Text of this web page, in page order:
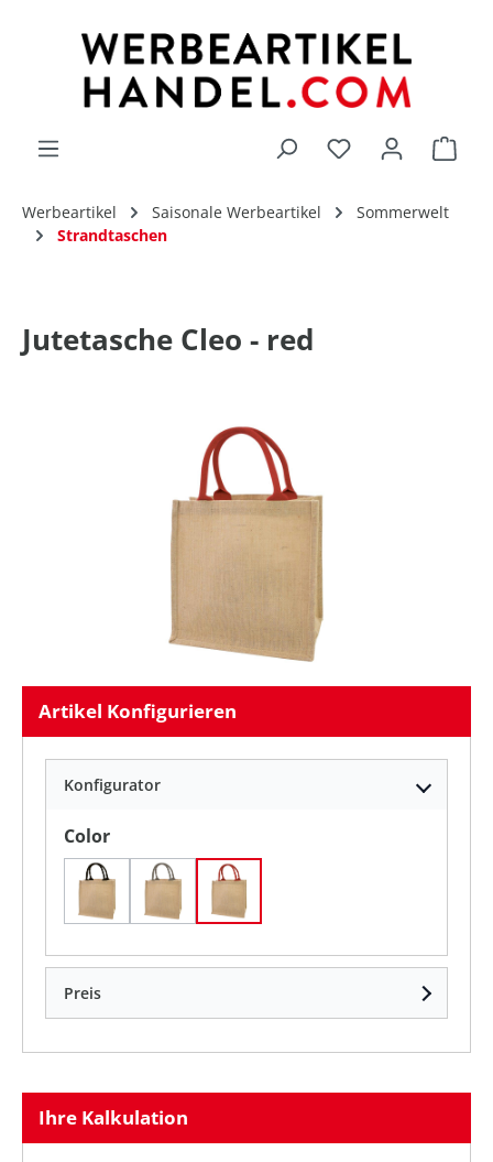
Du hast 0
Werbeartikel Saisonale Werbeartikel
Sommerwelt
Strandtaschen
Jutetasche Cleo - red
Bildergalerie überspringen
Artikel Konfigurieren
Konfigurator
Colorauswählen
Black Grey Red
Preis
Ihre Kalkulation